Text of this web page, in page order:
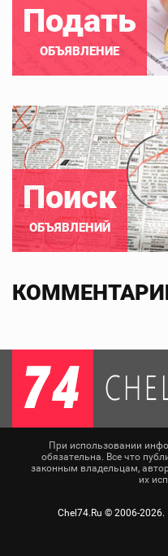
Подать
ОБЪЯВЛЕНИЕ
Поиск
ОБЪЯВЛЕНИЙ
При использовании
обязательна. Все что
законным владельцам, автор
их
Chel74.Ru © 2006-2026.